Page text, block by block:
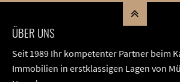
ÜBER UNS
Seit 1989 Ihr kompetenter Partner beim
Immobilien in erstklassigen Lagen von